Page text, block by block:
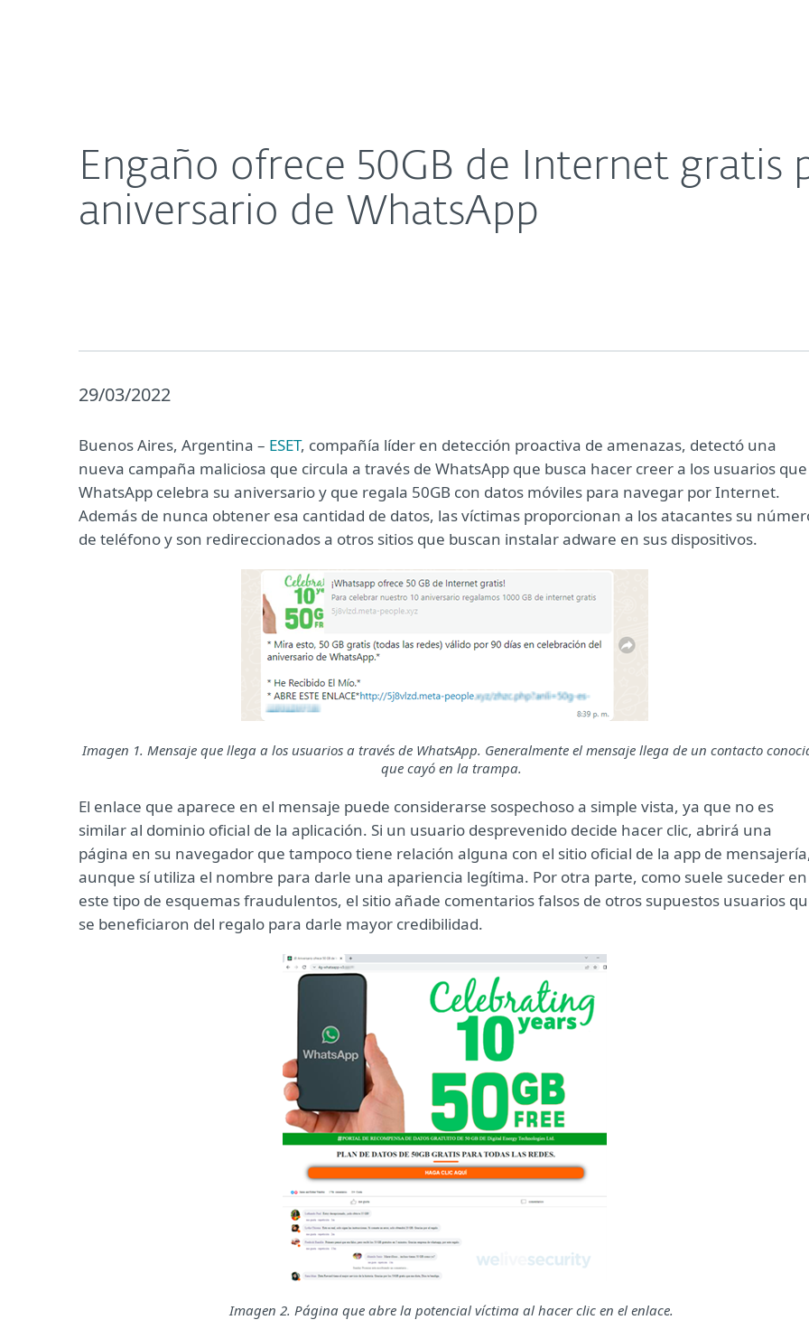
Engaño ofrece 50GB de Internet gratis
aniversario de WhatsApp
29/03/2022
Buenos Aires, Argentina – ESET, compañía líder en detección proactiva de amenazas, detectó una
nueva campaña maliciosa que circula a través de WhatsApp que busca hacer creer a los usuarios que
WhatsApp celebra su aniversario y que regala 50GB con datos móviles para navegar por Internet.
Además de nunca obtener esa cantidad de datos, las víctimas proporcionan a los atacantes su
de teléfono y son redireccionados a otros sitios que buscan instalar adware en sus dispositivos.
Imagen 1. Mensaje que llega a los usuarios a través de WhatsApp. Generalmente el mensaje llega de un contacto
que cayó en la trampa.
El enlace que aparece en el mensaje puede considerarse sospechoso a simple vista, ya que no es
similar al dominio oficial de la aplicación. Si un usuario desprevenido decide hacer clic, abrirá una
página en su navegador que tampoco tiene relación alguna con el sitio oficial de la app de
aunque sí utiliza el nombre para darle una apariencia legítima. Por otra parte, como suele suceder en
este tipo de esquemas fraudulentos, el sitio añade comentarios falsos de otros supuestos usuarios
se beneficiaron del regalo para darle mayor credibilidad.
Imagen 2. Página que abre la potencial víctima al hacer clic en el enlace.